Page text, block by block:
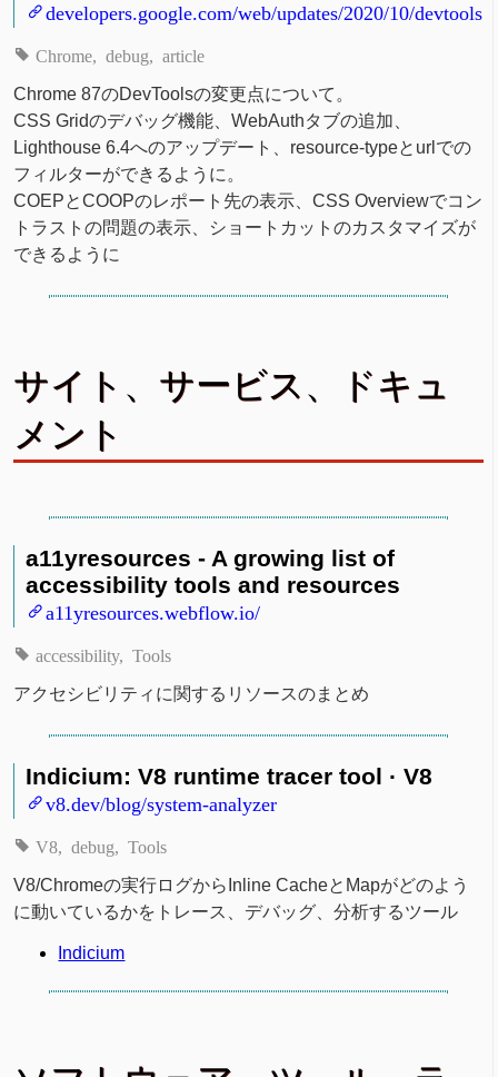
developers.google.com/web/updates/2020/10/devtools
Chrome debug article
Chrome 87のDevToolsの変更点について。
CSS Gridのデバッグ機能、WebAuthタブの追加、
Lighthouse 6.4へのアップデート、resource-typeとurlでの
フィルターができるように。
COEPとCOOPのレポート先の表示、CSS Overviewでコン
トラストの問題の表示、ショートカットのカスタマイズが
できるように
サイト、サービス、ドキュ
メント
a11yresources - A growing list of
accessibility tools and resources
a11yresources.webflow.io/
accessibility Tools
アクセシビリティに関するリソースのまとめ
Indicium: V8 runtime tracer tool · V8
v8.dev/blog/system-analyzer
V8 debug Tools
V8/Chromeの実行ログからInline CacheとMapがどのよう
に動いているかをトレース、デバッグ、分析するツール
Indicium